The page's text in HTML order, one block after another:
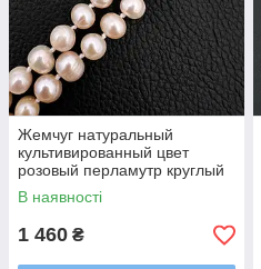
Жемчуг натуральный
культивированный цвет
розовый перламутр круглый
длинна нитки 47 см размер
бусины 8 мм застежка
В наявності
1 460 ₴